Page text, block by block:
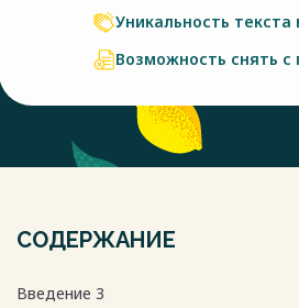
Уникальность текста
Возможность снять
СОДЕРЖАНИЕ
Введение 3